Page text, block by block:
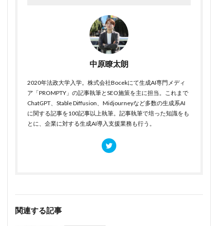
中原瞭太朗
2020年法政大学入学。株式会社Bocekにて生成AI専門メディ
ア「PROMPTY」の記事執筆とSEO施策を主に担当。これまで
ChatGPT、Stable Diffusion、Midjourneyなど多数の生成系AI
に関する記事を100記事以上執筆。記事執筆で培った知識をも
とに、企業に対する生成AI導入支援業務も行う。
関連する記事